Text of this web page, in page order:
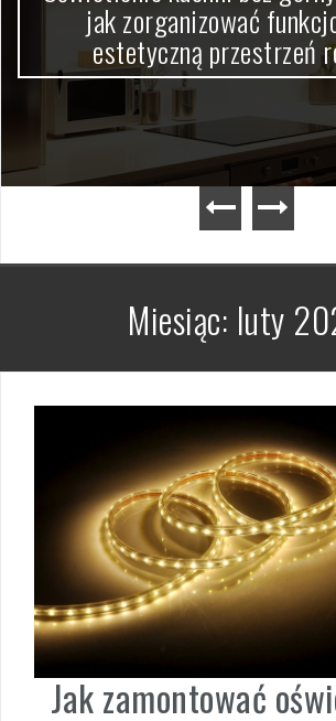
jak zorganizować
estetyczną przestrzeń
Miesiąc: luty
Jak zamontować